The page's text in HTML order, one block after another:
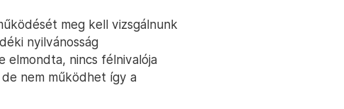
meg kell vizsgálnunk
nyilvánosság
elmondta, nincs félnivalója
nem működhet így a